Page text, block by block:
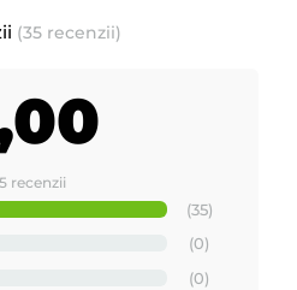
(35 recenzii)
recenzii
(35)
(0)
(0)